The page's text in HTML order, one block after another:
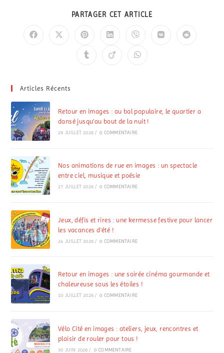
PARTAGER CET ARTICLE
Articles Récents
Retour en images : au bal populaire, le quartier a
dansé jusqu’au bout de la nuit !
29 JUILLET 2026 / 0 COMMENTAIRE
Nos animations de rue en images : un spectacle
entre ciel, musique et poésie
27 JUILLET 2026 / 0 COMMENTAIRE
Jeux, défis et rires : une kermesse festive pour lancer
les vacances d’été !
24 JUILLET 2026 / 0 COMMENTAIRE
Retour en images : une soirée cinéma gourmande et
chaleureuse sous les étoiles !
10 JUILLET 2026 / 0 COMMENTAIRE
Vélo Cité en images : ateliers, jeux, rencontres et
plaisir de rouler pour tous !
30 JUIN 2026 / 0 COMMENTAIRE